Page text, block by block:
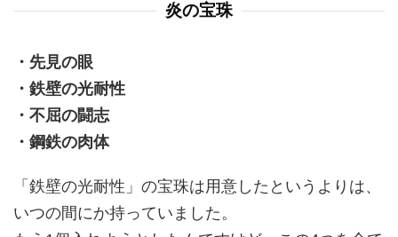
炎の宝珠
・先見の眼
・鉄壁の光耐性
・不屈の闘志
・鋼鉄の肉体
「鉄壁の光耐性」の宝珠は用意したというよりは、
いつの間にか持っていました。